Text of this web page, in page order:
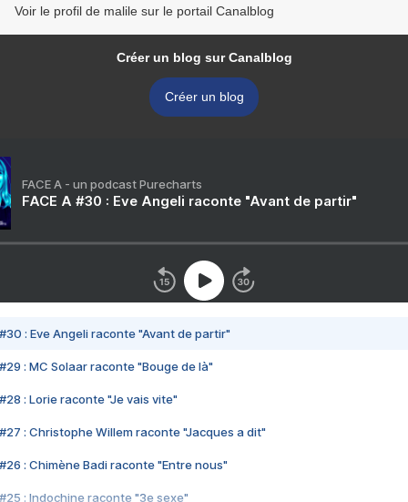
Voir le profil de malile sur le portail Canalblog
Créer un blog sur Canalblog
Créer un blog
FACE A - un podcast Purecharts
FACE A #30 : Eve Angeli raconte "Avant de partir"
#30 : Eve Angeli raconte "Avant de partir"
#29 : MC Solaar raconte "Bouge de là"
#28 : Lorie raconte "Je vais vite"
#27 : Christophe Willem raconte "Jacques a dit"
#26 : Chimène Badi raconte "Entre nous"
#25 : Indochine raconte "3e sexe"